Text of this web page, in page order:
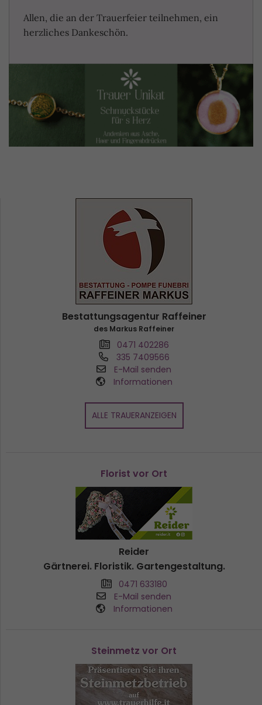
Allen, die an der Trauerfeier teilnehmen, ein
herzliches Dankeschön.
Bestattungsagentur Raffeiner
des Markus Raffeiner
0471 402286
335 7409566
E-Mail senden
Informationen
ALLE TRAUERANZEIGEN
Florist vor Ort
Reider
Gärtnerei. Floristik. Gartengestaltung.
0471 633180
E-Mail senden
Informationen
Steinmetz vor Ort